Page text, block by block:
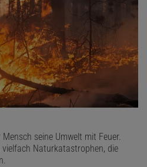
seine Umwelt mit Feuer.
Naturkatastrophen, die